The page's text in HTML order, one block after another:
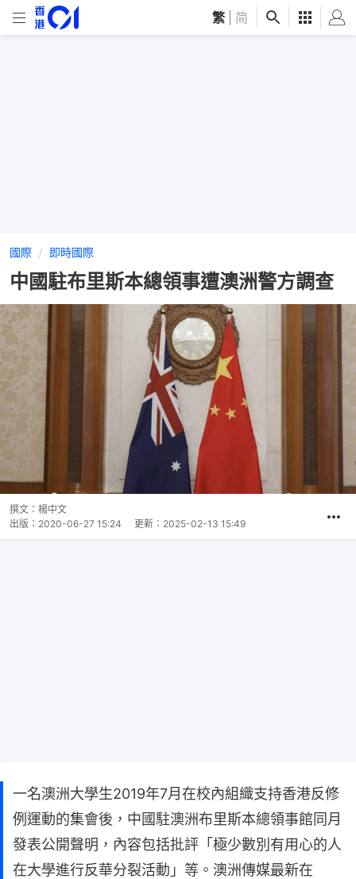
繁 简
國際 即時國際
中國駐布里斯本總領事遭澳洲警方調查
撰文： 楊中文
出版： 2020-06-27 15:24 更新： 2025-02-13 15:49
一名澳洲大學生2019年7月在校內組織支持香港反修
例運動的集會後，中國駐澳洲布里斯本總領事館同月
發表公開聲明，內容包括批評「極少數別有用心的人
在大學進行反華分裂活動」等。澳洲傳媒最新在